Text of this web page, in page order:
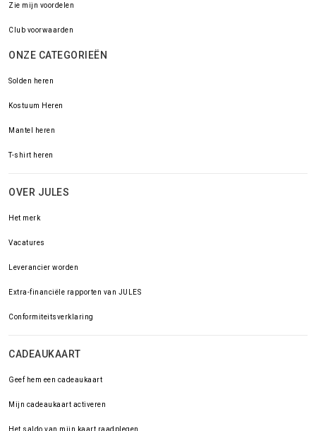
Zie mijn voordelen
Club voorwaarden
ONZE CATEGORIEËN
Solden heren
Kostuum Heren
Mantel heren
T-shirt heren
OVER JULES
Het merk
Vacatures
Leverancier worden
Extra-financiële rapporten van JULES
Conformiteitsverklaring
CADEAUKAART
Geef hem een cadeaukaart
Mijn cadeaukaart activeren
Het saldo van mijn kaart raadplegen